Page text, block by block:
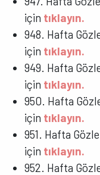
için tıklayın.
948. Hafta
için tıklayın.
949. Hafta
için tıklayın.
950. Hafta
için tıklayın.
951. Hafta
için tıklayın.
952. Hafta